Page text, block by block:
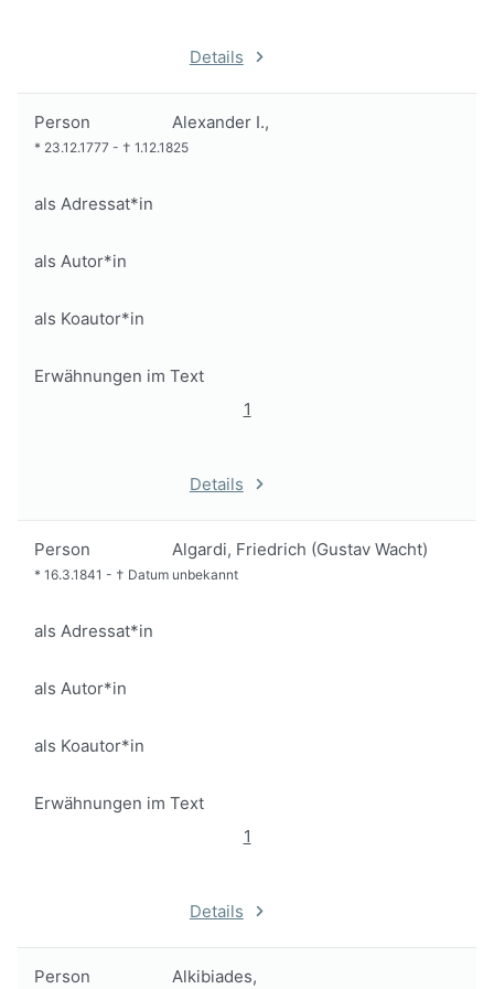
Details
Person Alexander I.,
* 23.12.1777 - † 1.12.1825
als Adressat*in
als Autor*in
als Koautor*in
Erwähnungen im Text
1
Details
Person Algardi, Friedrich (Gustav Wacht)
* 16.3.1841 - † Datum unbekannt
als Adressat*in
als Autor*in
als Koautor*in
Erwähnungen im Text
1
Details
Person Alkibiades,